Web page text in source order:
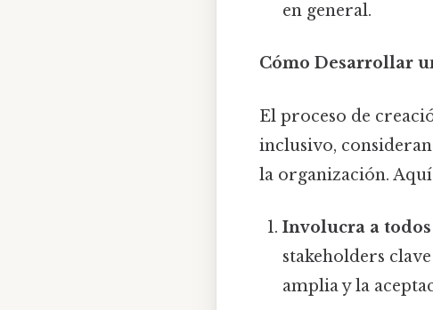
en general.
Cómo Desarrollar
El proceso de
inclusivo,
la organización. Aquí
Involucra a
stakeholders
amplia y la